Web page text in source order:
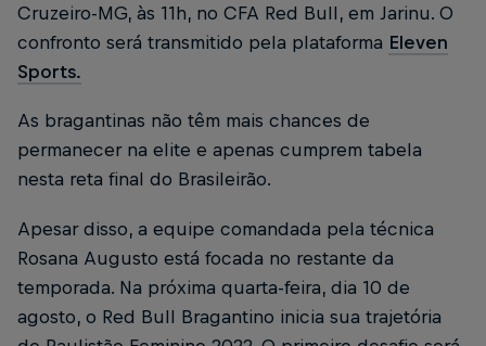
Cruzeiro-MG, às 11h, no CFA Red Bull, em Jarinu. O
confronto será transmitido pela plataforma Eleven
Sports.
As bragantinas não têm mais chances de
permanecer na elite e apenas cumprem tabela
nesta reta final do Brasileirão.
Apesar disso, a equipe comandada pela técnica
Rosana Augusto está focada no restante da
temporada. Na próxima quarta-feira, dia 10 de
agosto, o Red Bull Bragantino inicia sua trajetória